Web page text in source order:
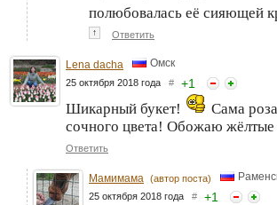
полюбовалась её сияющей
↑ Ответить
Lena dacha Омск
25 октября 2018 года # +1
Шикарный букет!
Сама
сочного цвета! Обожаю жёлтые
Ответить
Мамимама (автор поста)
25 октября 2018 года # +1